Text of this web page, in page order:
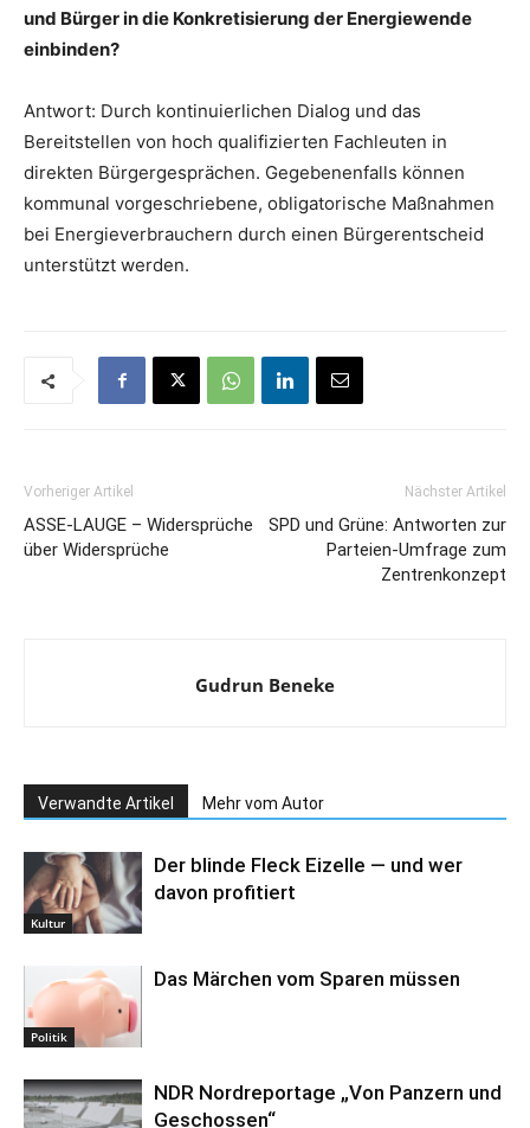
und Bürger in die Konkretisierung der Energiewende
einbinden?
Antwort: Durch kontinuierlichen Dialog und das
Bereitstellen von hoch qualifizierten Fachleuten in
direkten Bürgergesprächen. Gegebenenfalls können
kommunal vorgeschriebene, obligatorische Maßnahmen
bei Energieverbrauchern durch einen Bürgerentscheid
unterstützt werden.
Vorheriger Artikel
ASSE-LAUGE – Widersprüche
über Widersprüche
Nächster Artikel
SPD und Grüne: Antworten zur
Parteien-Umfrage zum
Zentrenkonzept
Gudrun Beneke
Verwandte Artikel Mehr vom Autor
Kultur
Der blinde Fleck Eizelle — und wer
davon profitiert
Politik
Das Märchen vom Sparen müssen
NDR Nordreportage „Von Panzern und
Geschossen“